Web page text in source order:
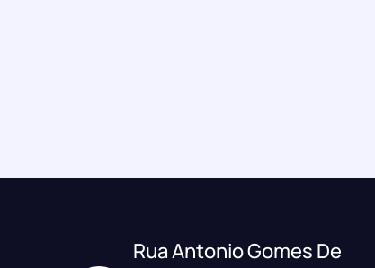
Rua Antonio Gomes De